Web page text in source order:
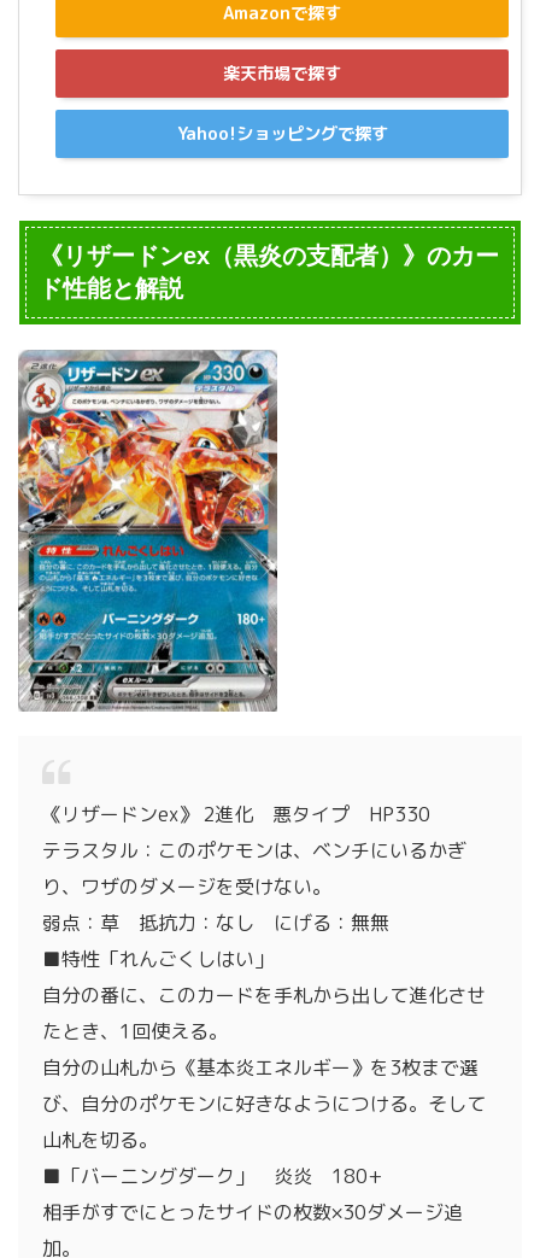
Amazonで探す
楽天市場で探す
Yahoo!ショッピングで探す
《リザードンex（黒炎の支配者）》のカー
ド性能と解説
《リザードンex》 2進化 悪タイプ HP330
テラスタル：このポケモンは、ベンチにいるかぎ
り、ワザのダメージを受けない。
弱点：草 抵抗力：なし にげる：無無
■特性「れんごくしはい」
自分の番に、このカードを手札から出して進化させ
たとき、1回使える。
自分の山札から《基本炎エネルギー》を3枚まで選
び、自分のポケモンに好きなようにつける。そして
山札を切る。
■「バーニングダーク」 炎炎 180+
相手がすでにとったサイドの枚数×30ダメージ追
加。